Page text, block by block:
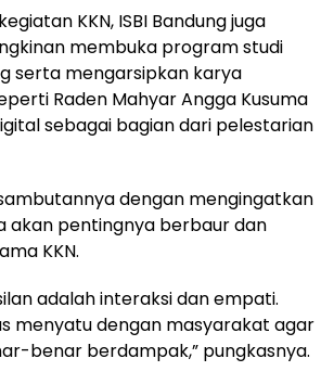
KKN, ISBI Bandung juga
membuka program studi
serta mengarsipkan karya
Raden Mahyar Angga Kusuma
sebagai bagian dari pelestarian
dengan mengingatkan
akan pentingnya berbaur dan
KKN.
adalah interaksi dan empati.
menyatu dengan masyarakat agar
benar berdampak,” pungkasnya.